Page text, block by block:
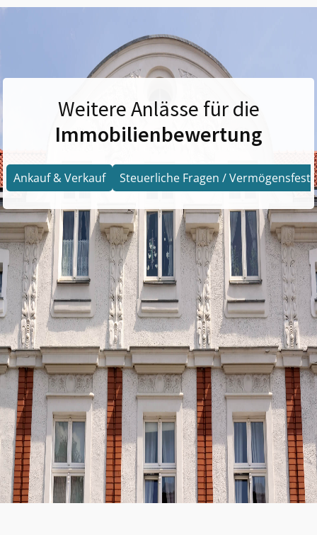
Weitere Anlässe für die
Immobilienbewertung
Ankauf & Verkauf Steuerliche Fragen /